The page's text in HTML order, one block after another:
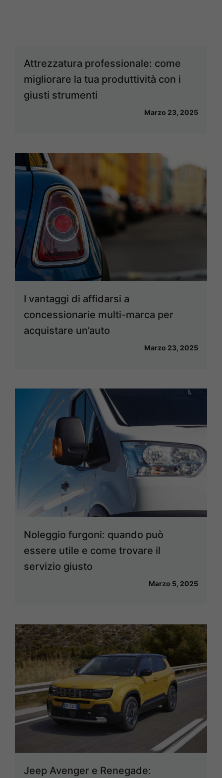
Attrezzatura professionale: come
migliorare la tua produttività con i
giusti strumenti
Marzo 23, 2025
I vantaggi di affidarsi a
concessionarie multi-marca per
acquistare un’auto
Marzo 23, 2025
Noleggio furgoni: quando può
essere utile e come trovare il
servizio giusto
Marzo 5, 2025
Jeep Avenger e Renegade: